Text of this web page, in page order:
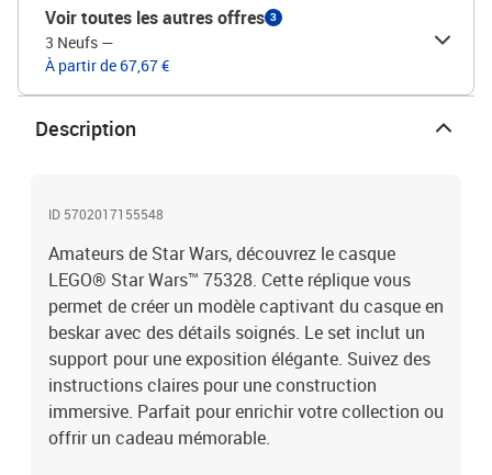
Voir toutes les autres offres 3
3 Neufs —
À partir de 67,67 €
Description
ID 5702017155548
Amateurs de Star Wars, découvrez le casque
LEGO® Star Wars™ 75328. Cette réplique vous
permet de créer un modèle captivant du casque en
beskar avec des détails soignés. Le set inclut un
support pour une exposition élégante. Suivez des
instructions claires pour une construction
immersive. Parfait pour enrichir votre collection ou
offrir un cadeau mémorable.